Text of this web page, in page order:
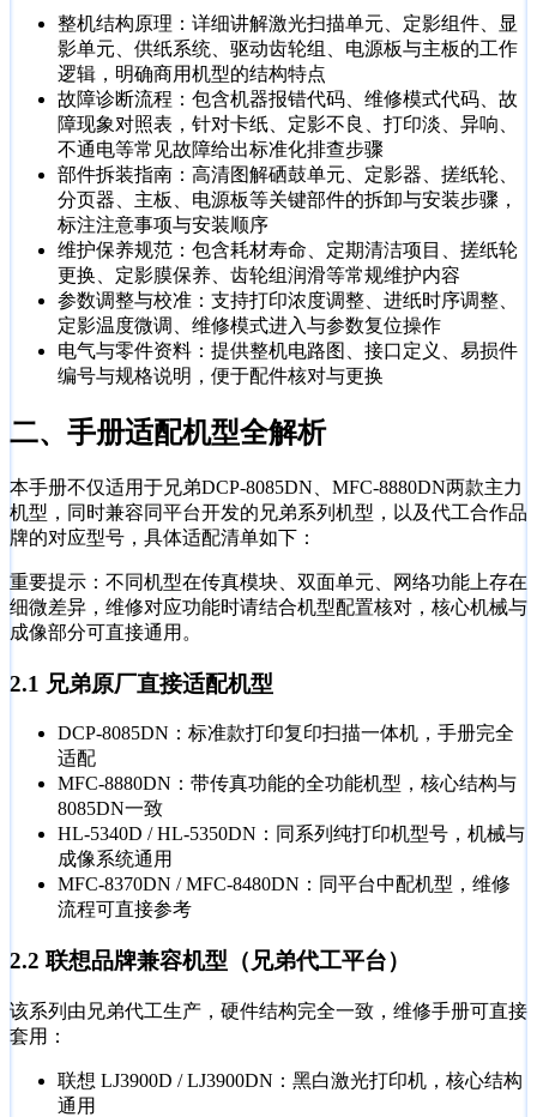
整机结构原理：详细讲解激光扫描单元、定影组件、显
影单元、供纸系统、驱动齿轮组、电源板与主板的工作
逻辑，明确商用机型的结构特点
故障诊断流程：包含机器报错代码、维修模式代码、故
障现象对照表，针对卡纸、定影不良、打印淡、异响、
不通电等常见故障给出标准化排查步骤
部件拆装指南：高清图解硒鼓单元、定影器、搓纸轮、
分页器、主板、电源板等关键部件的拆卸与安装步骤，
标注注意事项与安装顺序
维护保养规范：包含耗材寿命、定期清洁项目、搓纸轮
更换、定影膜保养、齿轮组润滑等常规维护内容
参数调整与校准：支持打印浓度调整、进纸时序调整、
定影温度微调、维修模式进入与参数复位操作
电气与零件资料：提供整机电路图、接口定义、易损件
编号与规格说明，便于配件核对与更换
二、手册适配机型全解析
本手册不仅适用于兄弟DCP-8085DN、MFC-8880DN两款主力
机型，同时兼容同平台开发的兄弟系列机型，以及代工合作品
牌的对应型号，具体适配清单如下：
重要提示：不同机型在传真模块、双面单元、网络功能上存在
细微差异，维修对应功能时请结合机型配置核对，核心机械与
成像部分可直接通用。
2.1 兄弟原厂直接适配机型
DCP-8085DN：标准款打印复印扫描一体机，手册完全
适配
MFC-8880DN：带传真功能的全功能机型，核心结构与
8085DN一致
HL-5340D / HL-5350DN：同系列纯打印机型号，机械与
成像系统通用
MFC-8370DN / MFC-8480DN：同平台中配机型，维修
流程可直接参考
2.2 联想品牌兼容机型（兄弟代工平台）
该系列由兄弟代工生产，硬件结构完全一致，维修手册可直接
套用：
联想 LJ3900D / LJ3900DN：黑白激光打印机，核心结构
通用